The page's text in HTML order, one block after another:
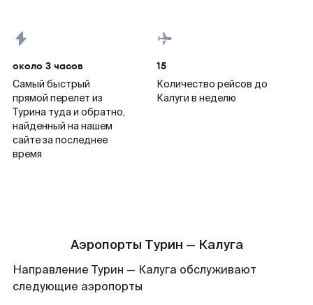
около 3 часов
Самый быстрый
прямой перелет из
Турина туда и обратно,
найденный на нашем
сайте за последнее
время
15
Количество рейсов до
Калуги в неделю
Аэропорты Турин — Калуга
Направление Турин — Калуга обслуживают
следующие аэропорты